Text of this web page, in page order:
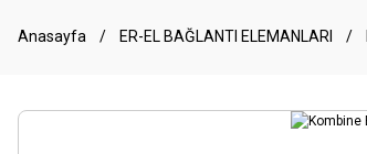
Anasayfa ER-EL BAĞLANTI ELEMANLARI